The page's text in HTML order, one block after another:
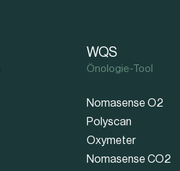
WQS
Önologie-Tool
Nomasense O2
Polyscan
Oxymeter
Nomasense CO2